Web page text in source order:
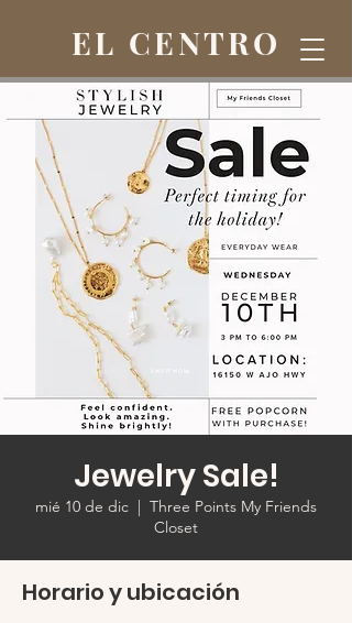
EL CENTRO
Jewelry Sale!
mié 10 de dic
  |
Three Points My Friends
Closet
Horario y ubicación